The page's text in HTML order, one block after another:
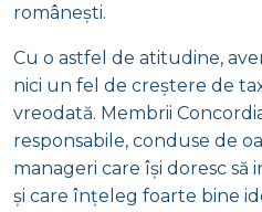
românești.
Cu o astfel de atitudine,
nici un fel de creștere de
vreodată. Membrii
responsabile, conduse de
manageri care își doresc să
și care înțeleg foarte bine